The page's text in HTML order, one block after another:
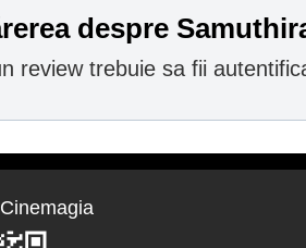
despre
review trebuie sa fii